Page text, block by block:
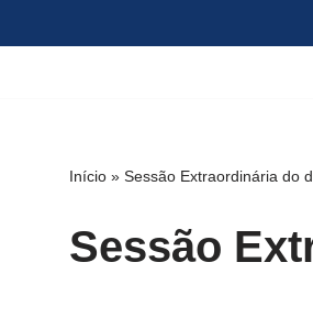
Início » Sessão Extraordinária do
Sessão